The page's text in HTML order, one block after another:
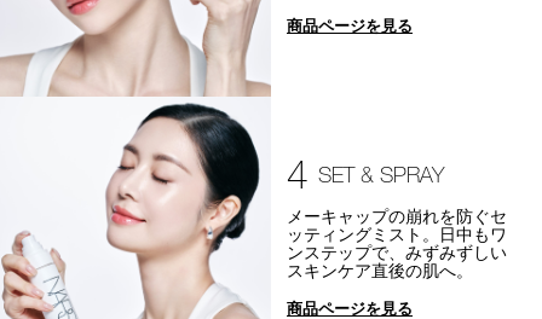
商品ページを見る
4 SET & SPRAY
メーキャップの崩れを防ぐセ
ッティングミスト。日中もワ
ンステップで、みずみずしい
スキンケア直後の肌へ。
商品ページを見る